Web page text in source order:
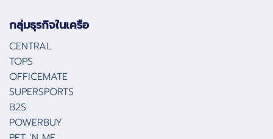
กลุ่มธุรกิจในเครือ
CENTRAL
TOPS
OFFICEMATE
SUPERSPORTS
B2S
POWERBUY